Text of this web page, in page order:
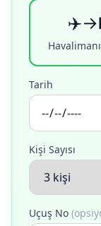
Tarih
Kişi Sayısı
Uçuş No